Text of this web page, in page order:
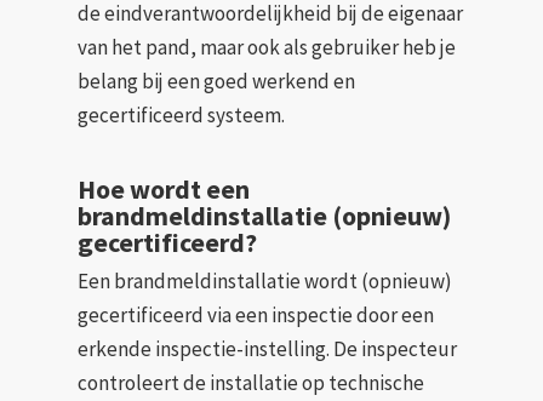
de eindverantwoordelijkheid bij de eigenaar
van het pand, maar ook als gebruiker heb je
belang bij een goed werkend en
gecertificeerd systeem.
Hoe wordt een
brandmeldinstallatie (opnieuw)
gecertificeerd?
Een brandmeldinstallatie wordt (opnieuw)
gecertificeerd via een inspectie door een
erkende inspectie-instelling. De inspecteur
controleert de installatie op technische